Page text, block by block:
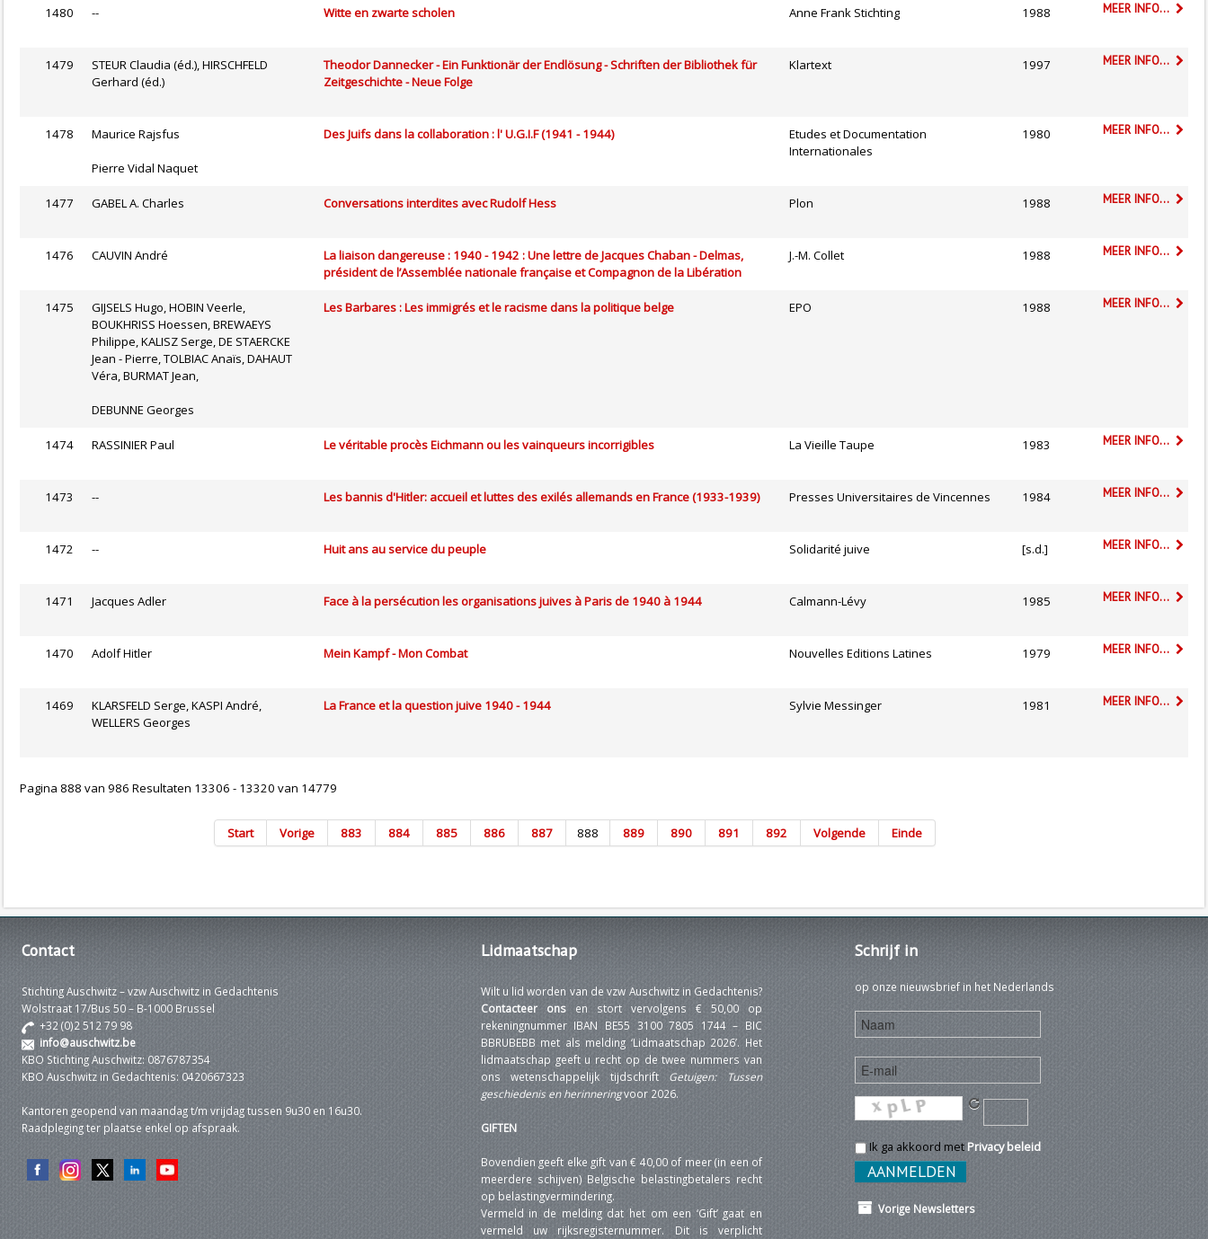
1480 -- Witte en zwarte scholen Anne Frank Stichting 1988 MEER INFO...
1479
STEUR Claudia (éd.), HIRSCHFELD
Gerhard (éd.)
Theodor Dannecker - Ein Funktionär der Endlösung - Schriften der Bibliothek für
Zeitgeschichte - Neue Folge
Klartext 1997 MEER INFO...
1478 Maurice Rajsfus
Pierre Vidal Naquet
Des Juifs dans la collaboration : l' U.G.I.F (1941 - 1944)
Etudes et Documentation
Internationales
1980 MEER INFO...
1477 GABEL A. Charles Conversations interdites avec Rudolf Hess Plon 1988 MEER INFO...
1476 CAUVIN André
La liaison dangereuse : 1940 - 1942 : Une lettre de Jacques Chaban - Delmas,
président de l’Assemblée nationale française et Compagnon de la Libération
J.-M. Collet 1988 MEER INFO...
1475
GIJSELS Hugo, HOBIN Veerle,
BOUKHRISS Hoessen, BREWAEYS
Philippe, KALISZ Serge, DE STAERCKE
Jean - Pierre, TOLBIAC Anaïs, DAHAUT
Véra, BURMAT Jean,
DEBUNNE Georges
Les Barbares : Les immigrés et le racisme dans la politique belge EPO 1988 MEER INFO...
1474 RASSINIER Paul Le véritable procès Eichmann ou les vainqueurs incorrigibles La Vieille Taupe 1983 MEER INFO...
1473 -- Les bannis d'Hitler: accueil et luttes des exilés allemands en France (1933-1939) Presses Universitaires de Vincennes 1984 MEER INFO...
1472 -- Huit ans au service du peuple Solidarité juive [s.d.] MEER INFO...
1471 Jacques Adler Face à la persécution les organisations juives à Paris de 1940 à 1944 Calmann-Lévy 1985 MEER INFO...
1470 Adolf Hitler Mein Kampf - Mon Combat Nouvelles Editions Latines 1979 MEER INFO...
1469
KLARSFELD Serge, KASPI André,
WELLERS Georges
La France et la question juive 1940 - 1944 Sylvie Messinger 1981 MEER INFO...
Pagina 888 van 986 Resultaten 13306 - 13320 van 14779
Start Vorige 883 884 885 886 887 888 889 890 891 892 Volgende Einde
Contact
Stichting Auschwitz – vzw Auschwitz in Gedachtenis
Wolstraat 17/Bus 50 – B-1000 Brussel
+32 (0)2 512 79 98
info@auschwitz.be
KBO Stichting Auschwitz: 0876787354
KBO Auschwitz in Gedachtenis: 0420667323
Kantoren geopend van maandag t/m vrijdag tussen 9u30 en 16u30.
Raadpleging ter plaatse enkel op afspraak.
Lidmaatschap
Wilt u lid worden van de vzw Auschwitz in Gedachtenis?
Contacteer onsen stort vervolgens € 50,00 op
rekeningnummer IBAN BE55 3100 7805 1744 – BIC
BBRUBEBB met als melding ‘Lidmaatschap 2026’. Het
lidmaatschap geeft u recht op de twee nummers van
ons wetenschappelijk tijdschrift Getuigen: Tussen
geschiedenis en herinneringvoor 2026.
GIFTEN
Bovendien geeft elke gift van € 40,00 of meer (in een of
meerdere schijven) Belgische belastingbetalers recht
op belastingvermindering.
Vermeld in de melding dat het om een ‘Gift’ gaat en
vermeld uw rijksregisternummer. Dit is verplicht
Schrijf in
op onze nieuwsbrief in het Nederlands
Ik ga akkoord met Privacy beleid
Vorige Newsletters